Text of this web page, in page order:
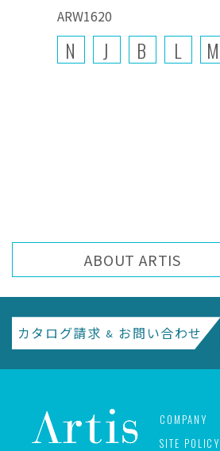
ARW1620
N J B L M
ABOUT ARTIS
カタログ請求& お問い合わせ
COMPANY
SITE POLICY